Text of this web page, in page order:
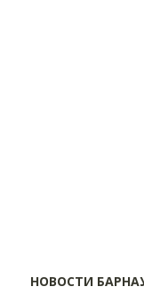
НОВОСТИ